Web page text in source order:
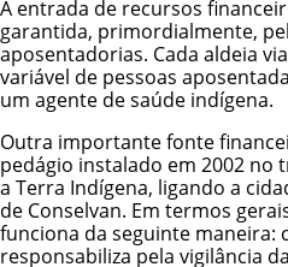
A entrada de recursos
garantida, primordialmente,
aposentadorias. Cada aldeia
variável de pessoas
um agente de saúde indígena.
Outra importante fonte
pedágio instalado em 2002 no
a Terra Indígena, ligando a
de Conselvan. Em termos
funciona da seguinte maneira:
responsabiliza pela vigilância